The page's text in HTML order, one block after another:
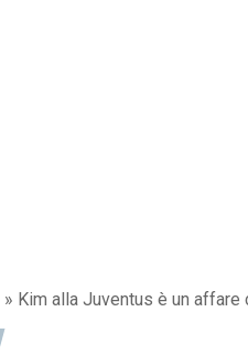
» Kim alla Juventus è un